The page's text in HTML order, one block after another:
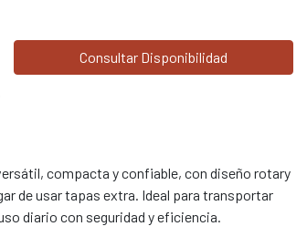
Consultar Disponibilidad
compacta y confiable, con diseño rotary
de usar tapas extra. Ideal para transportar
diario con seguridad y eficiencia.